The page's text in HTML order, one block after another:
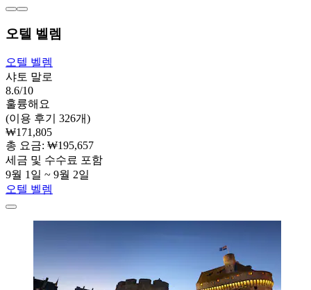
오텔 벨렘
오텔 벨렘
샤토 말로
8.6/10
훌륭해요
(이용 후기 326개)
₩171,805
총 요금: ₩195,657
세금 및 수수료 포함
9월 1일 ~ 9월 2일
오텔 벨렘